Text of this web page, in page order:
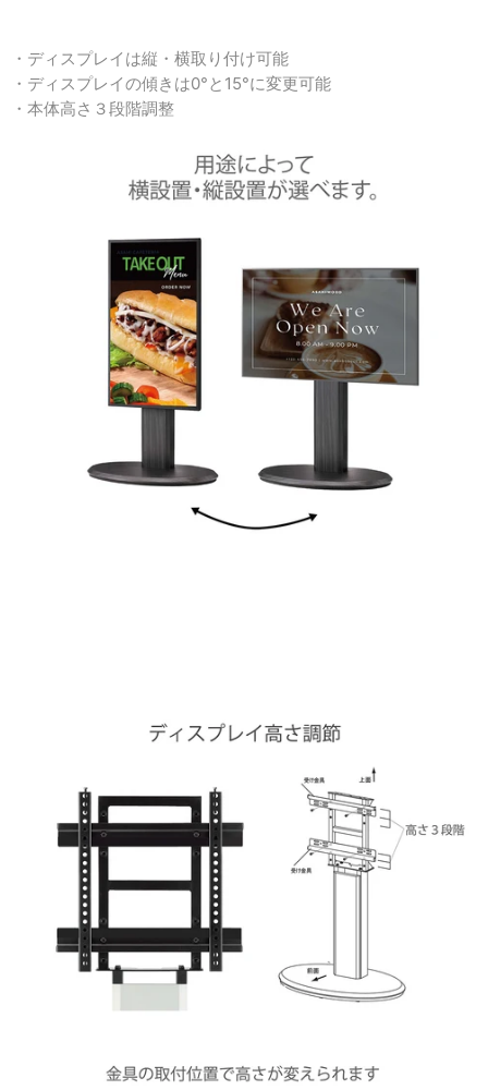
・ディスプレイは縦・横取り付け可能
・ディスプレイの傾きは0°と15°に変更可能
・本体高さ３段階調整